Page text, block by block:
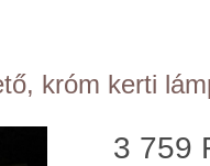
króm kerti
3 759